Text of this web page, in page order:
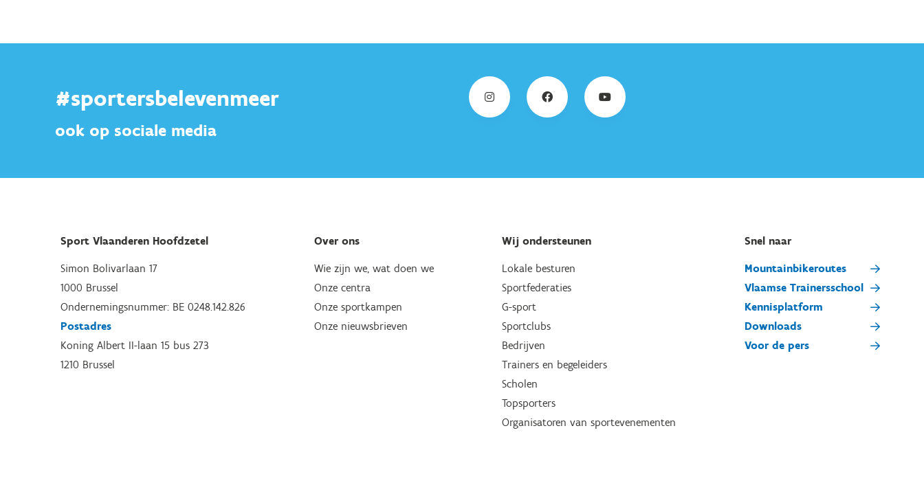
#sportersbelevenmeer
ook op sociale media
Sport Vlaanderen Hoofdzetel
Simon Bolivarlaan 17
1000 Brussel
Ondernemingsnummer: BE 0248.142.826
Postadres
Koning Albert II-laan 15 bus 273
1210 Brussel
Over ons
Wie zijn we, wat doen we
Onze centra
Onze sportkampen
Onze nieuwsbrieven
Wij ondersteunen
Lokale besturen
Sportfederaties
G-sport
Sportclubs
Bedrijven
Trainers en begeleiders
Scholen
Topsporters
Organisatoren van sportevenementen
Snel naar
Mountainbikeroutes
Vlaamse Trainersschool
Kennisplatform
Downloads
Voor de pers